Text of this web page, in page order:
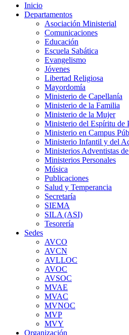
Inicio
Departamentos
Asociación Ministerial
Comunicaciones
Educación
Escuela Sabática
Evangelismo
Jóvenes
Libertad Religiosa
Mayordomía
Ministerio de Capellanía
Ministerio de la Familia
Ministerio de la Mujer
Ministerio del Espíritu de
Ministerio en Campus
Ministerio Infantil y del
Ministerios Adventistas
Ministerios Personales
Música
Publicaciones
Salud y Temperancia
Secretaría
SIEMA
SILA (ASI)
Tesorería
Sedes
AVCO
AVCN
AVLLOC
AVOC
AVSOC
MVAE
MVAC
MVNOC
MVP
MVY
Organización